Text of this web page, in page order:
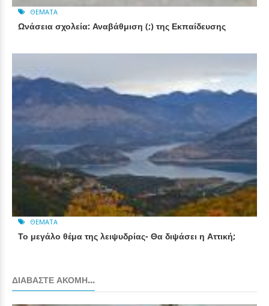
ΘΈΜΑΤΑ
Ωνάσεια σχολεία: Αναβάθμιση (;) της Εκπαίδευσης
ΘΈΜΑΤΑ
Το μεγάλο θέμα της λειψυδρίας- Θα διψάσει η Αττική;
ΔΙΑΒΆΣΤΕ ΑΚΌΜΗ...